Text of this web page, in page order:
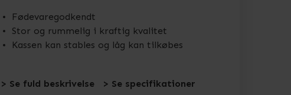
Fødevaregodkendt
Stor og rummelig i kraftig kvalitet
Kassen kan stables og låg kan tilkøbes
> Se fuld beskrivelse > Se specifikationer